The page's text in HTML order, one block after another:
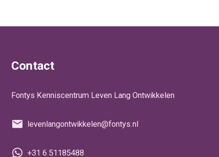
Contact
Fontys Kenniscentrum Leven Lang Ontwikkelen
levenlangontwikkelen@fontys.nl
+31 6 51185488